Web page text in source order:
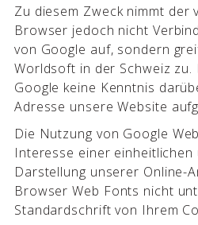
Zu diesem Zweck nimmt der
Browser jedoch nicht
von Google auf, sondern
Worldsoft in der Schweiz
Google keine Kenntnis
Adresse unsere Website
Die Nutzung von Google
Interesse einer einheitlichen
Darstellung unserer Online-
Browser Web Fonts nicht
Standardschrift von Ihrem